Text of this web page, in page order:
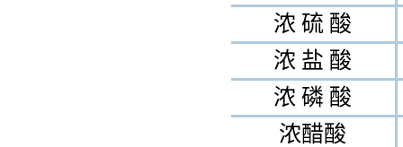
浓 硫 酸
浓 盐 酸
浓 磷 酸
浓醋酸